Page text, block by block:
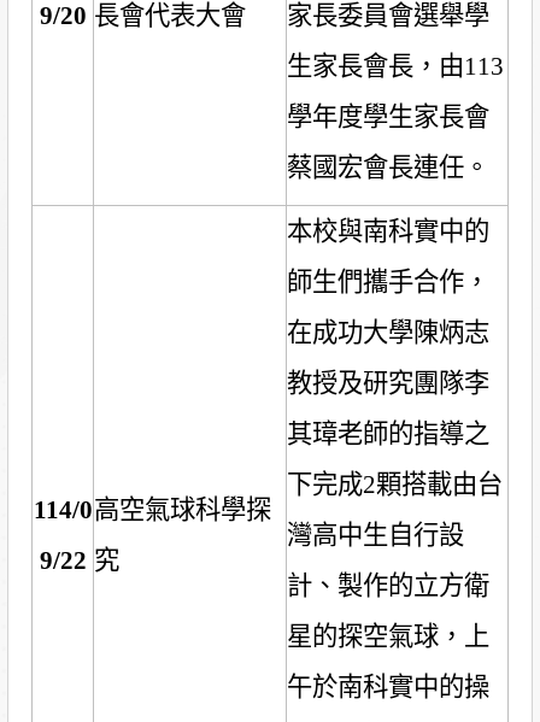
9/20 長會代表大會
家長委員會選舉學
生家長會長，由113
學年度學生家長會
蔡國宏會長連任。
114/0
9/22
高空氣球科學探
究
本校與南科實中的
師生們攜手合作，
在成功大學陳炳志
教授及研究團隊李
其璋老師的指導之
下完成2顆搭載由台
灣高中生自行設
計、製作的立方衛
星的探空氣球，上
午於南科實中的操